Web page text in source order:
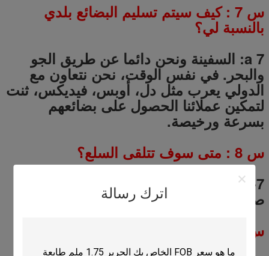
اترك رسالة
س 7 : كيف سيتم تسليم البضائع بلدي
بالنسبة لي؟
a 7: السفينة ونحن دائما عن طريق الجو
والبحر. في نفس الوقت، نحن نتعاون مع
الدولي يعرب مثل دل، أوبس، فيديكس، ثنت
لتمكين عملائنا الحصول على بضائعهم
بسرعة ورخيصة.
س 8 : متى سوف تتلقى السلع؟
صريحة الدولي.
20-40 أيام للنقل البحري.
س